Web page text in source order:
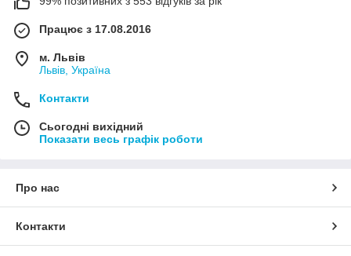
Працює з 17.08.2016
м. Львів
Львів, Україна
Контакти
Сьогодні вихідний
Показати весь графік роботи
Про нас
Контакти